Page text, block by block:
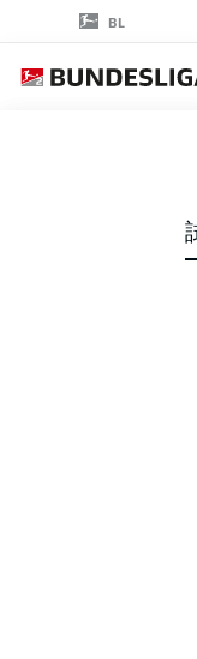
BL
スター